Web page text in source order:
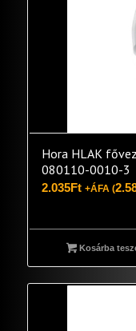
Hora HLAK
080110-0010-3
2.035Ft +ÁFA (
Kosárba